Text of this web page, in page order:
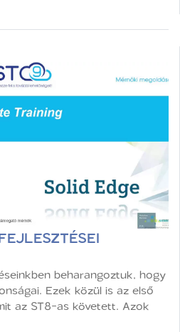
beharangoztuk, hogy
Ezek közül is az első
az ST8-as követett. Azok